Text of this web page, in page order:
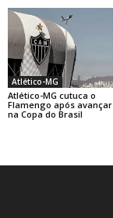
Atlético-MG
Atlético-MG cutuca o
Flamengo após avançar
na Copa do Brasil